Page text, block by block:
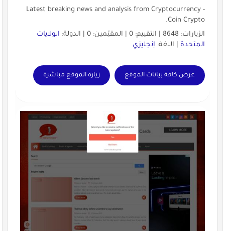
Latest breaking news and analysis from Cryptocurrency -
Coin Crypto.
الزيارات: 8648 | التقييم: 0 | المقيّمين: 0 | الدولة:
الولايات
المتحدة| اللغة: إنجليزي
عرض كافة بيانات الموقع زيارة الموقع مباشرة